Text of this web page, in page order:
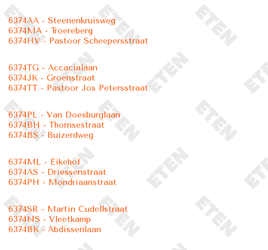
6374AA - Steenenkruisweg
6374MA - Troereberg
6374HV - Pastoor Scheepersstraat
6374TG - Accacialaan
6374JK - Groenstraat
6374TT - Pastoor Jos Petersstraat
6374PL - Van Doesburglaan
6374BH - Thornsestraat
6374BS - Buizerdweg
6374ML - Eikehof
6374AS - Driessenstraat
6374PH - Mondriaanstraat
6374SR - Martin Cudellstraat
6374NS - Vleetkamp
6374BK - Abdissenlaan